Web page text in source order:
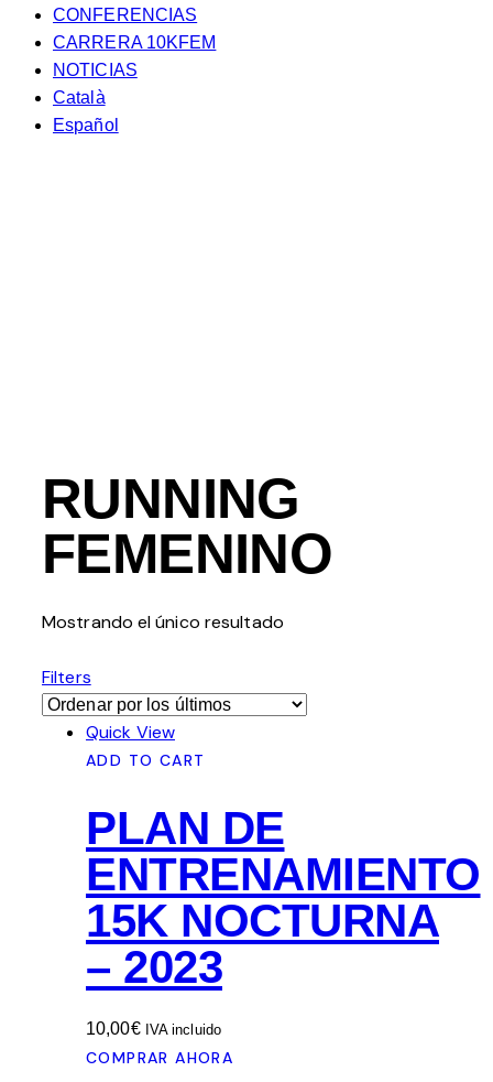
CONFERENCIAS
CARRERA 10KFEM
NOTICIAS
Català
Español
RUNNING
FEMENINO
Mostrando el único resultado
Filters
Quick View
ADD TO CART
PLAN DE
ENTRENAMIENTO
15K NOCTURNA
– 2023
10,00€ IVA incluido
COMPRAR AHORA